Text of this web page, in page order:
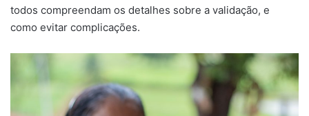
todos compreendam os detalhes sobre a validação, e
como evitar complicações.